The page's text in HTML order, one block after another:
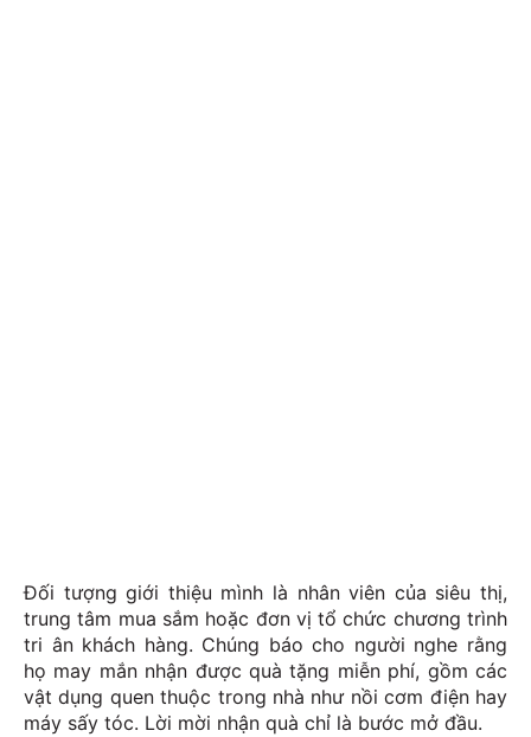
Đối tượng giới thiệu mình là nhân viên của siêu thị,
trung tâm mua sắm hoặc đơn vị tổ chức chương trình
tri ân khách hàng. Chúng báo cho người nghe rằng
họ may mắn nhận được quà tặng miễn phí, gồm các
vật dụng quen thuộc trong nhà như nồi cơm điện hay
máy sấy tóc. Lời mời nhận quà chỉ là bước mở đầu.